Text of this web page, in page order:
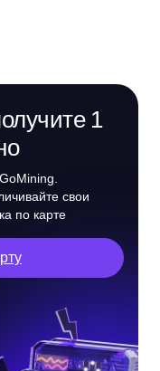
1
свои
по карте